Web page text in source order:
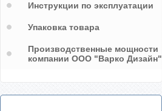
Инструкции по эксплуатации
Упаковка товара
Производственные мощности
компании ООО "Варко Дизайн"